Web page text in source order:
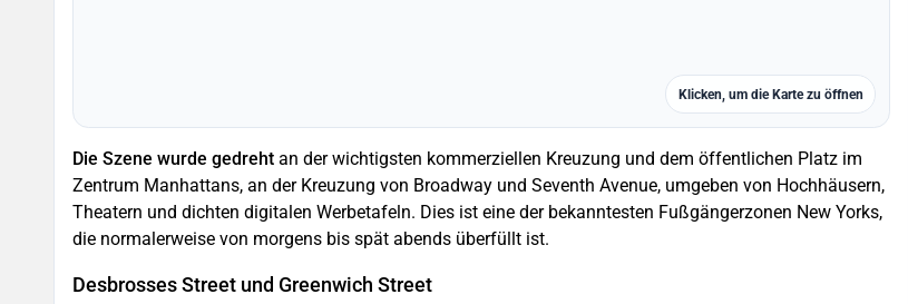
Klicken, um die Karte zu öffnen
Die Szene wurde gedreht an der wichtigsten kommerziellen Kreuzung und dem öffentlichen Platz im
Zentrum Manhattans, an der Kreuzung von Broadway und Seventh Avenue, umgeben von Hochhäusern,
Theatern und dichten digitalen Werbetafeln. Dies ist eine der bekanntesten Fußgängerzonen New Yorks,
die normalerweise von morgens bis spät abends überfüllt ist.
Desbrosses Street und Greenwich Street